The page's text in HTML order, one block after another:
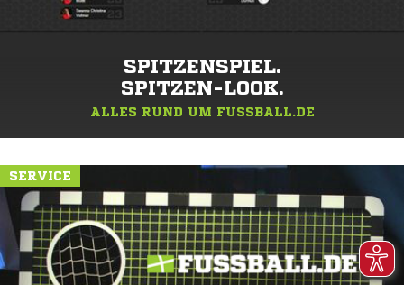
SPITZENSPIEL.
SPITZEN-LOOK.
ALLES RUND UM FUSSBALL.DE
SERVICE